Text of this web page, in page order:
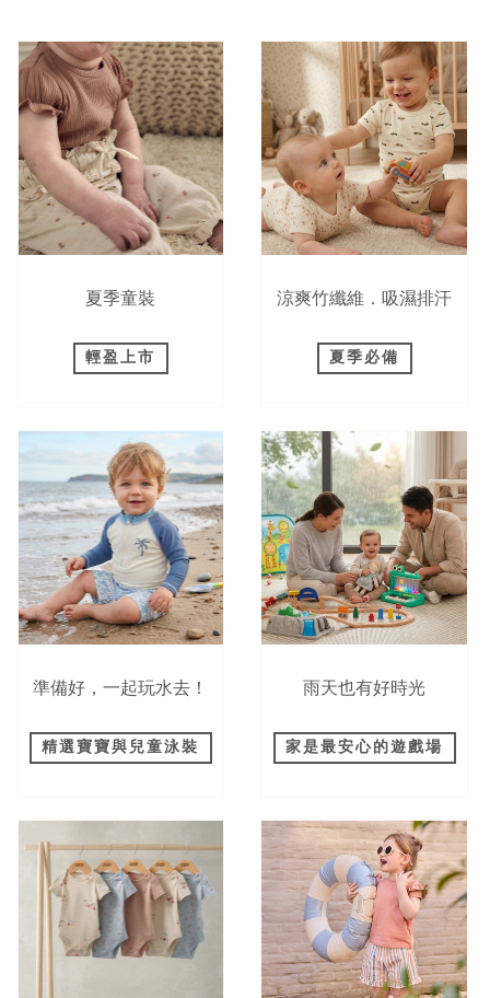
夏季童裝
輕盈上市
涼爽竹纖維．吸濕排汗
夏季必備
準備好，一起玩水去！
精選寶寶與兒童泳裝
雨天也有好時光
家是最安心的遊戲場